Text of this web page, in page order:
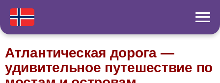
Атлантическая дорога —
удивительное путешествие по